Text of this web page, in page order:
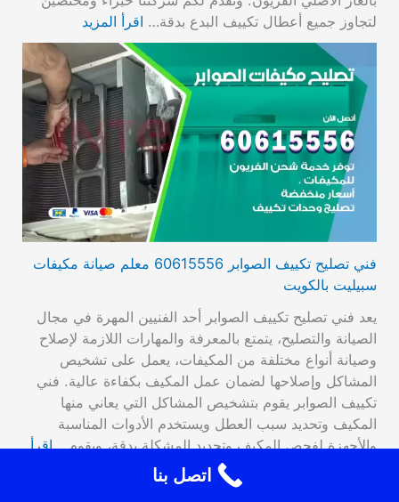
لتجاوز جميع أعطال تكييف البدع بدقة… اقرأ المزيد
فني تصليح تكييف الصوابر 60615556 معلم صيانة مكيفات
سبيليت بالكويت
يعد فني تصليح تكييف الصوابر أحد الفنيين المهرة في مجال
الصيانة والتصليح، يتمتع بالمعرفة والمهارات اللازمة لإصلاح
وصيانة أنواع مختلفة من المكيفات، يعمل على تشخيص
المشاكل وإصلاحها لضمان عمل المكيف بكفاءة عالية. فني
تكييف الصوابر يقوم بتشخيص المشاكل التي يعاني منها
المكيف وتحديد سبب العطل ويستخدم الأدوات المناسبة
والأجهزة لفحص المكيف وتحديد المشكلة بدقة، ويقوم…اقرأ
اتصل بنا